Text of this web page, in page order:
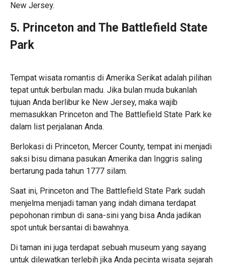
New Jersey.
5. Princeton and The Battlefield State
Park
Tempat wisata romantis di Amerika Serikat adalah pilihan
tepat untuk berbulan madu. Jika bulan muda bukanlah
tujuan Anda berlibur ke New Jersey, maka wajib
memasukkan Princeton and The Battlefield State Park ke
dalam list perjalanan Anda.
Berlokasi di Princeton, Mercer County, tempat ini menjadi
saksi bisu dimana pasukan Amerika dan Inggris saling
bertarung pada tahun 1777 silam.
Saat ini, Princeton and The Battlefield State Park sudah
menjelma menjadi taman yang indah dimana terdapat
pepohonan rimbun di sana-sini yang bisa Anda jadikan
spot untuk bersantai di bawahnya.
Di taman ini juga terdapat sebuah museum yang sayang
untuk dilewatkan terlebih jika Anda pecinta wisata sejarah